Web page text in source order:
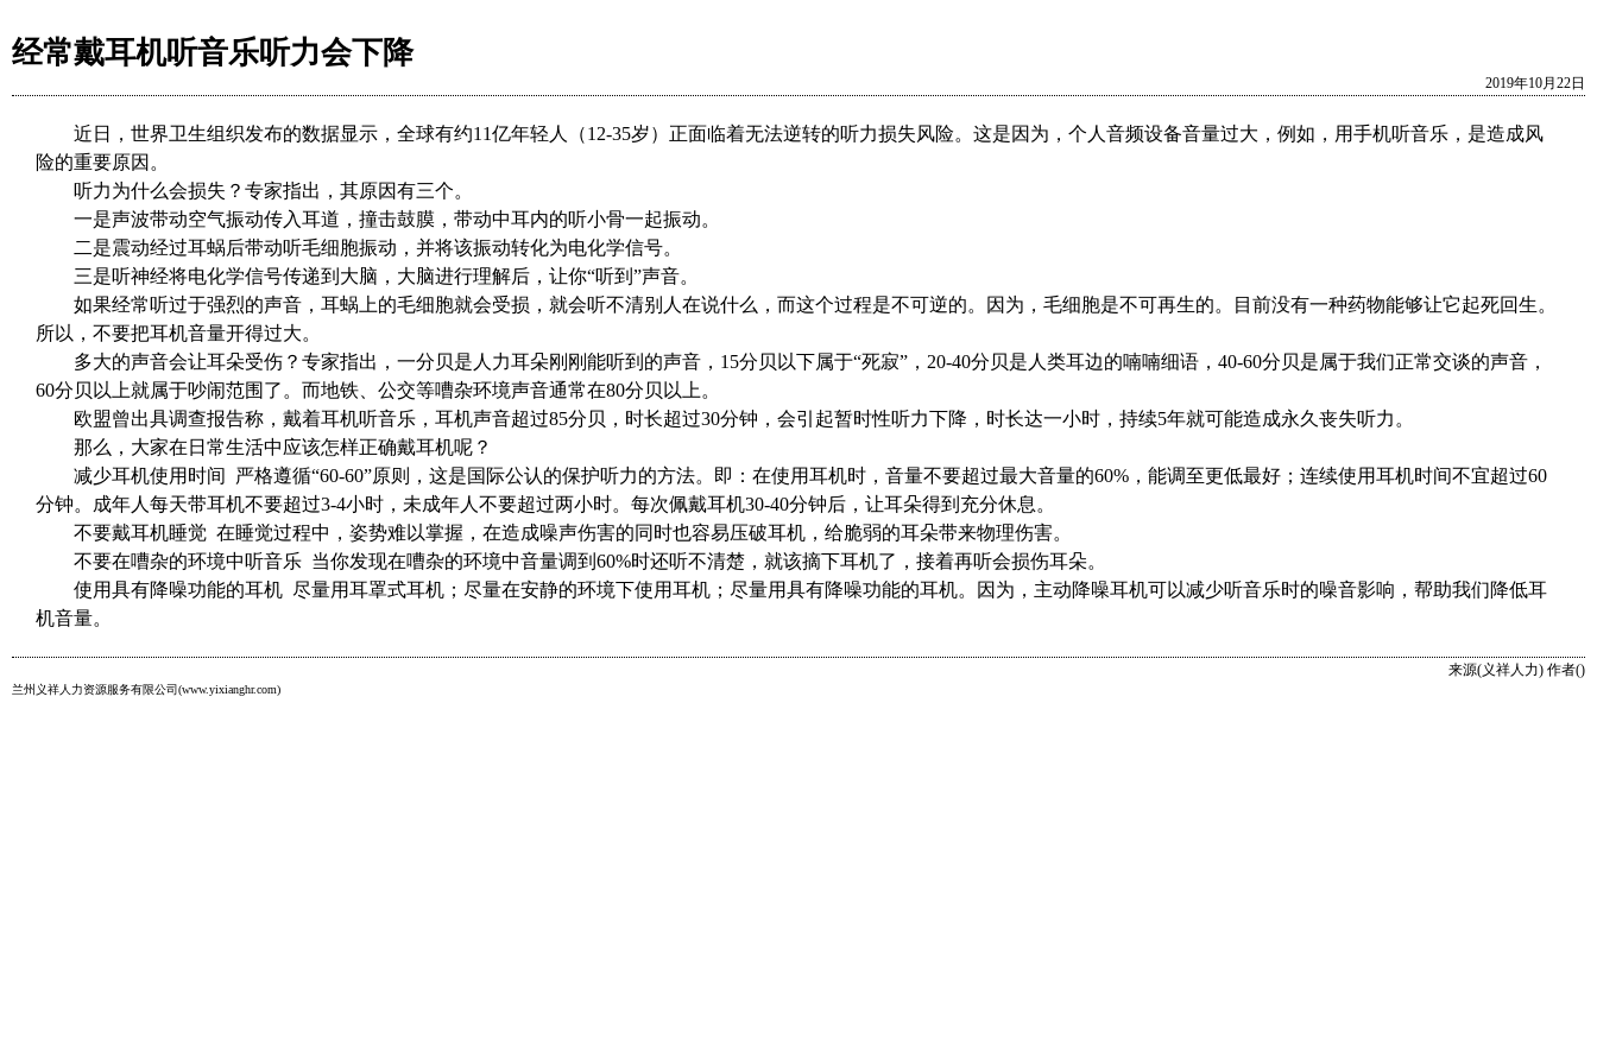
经常戴耳机听音乐听力会下降
2019年10月22日
近日，世界卫生组织发布的数据显示，全球有约11亿年轻人（12-35岁）正面临着无法逆转的听力损失风险。这是因为，个人音频设备音量过大，例如，用手机听音乐，是造成风
险的重要原因。
听力为什么会损失？专家指出，其原因有三个。
一是声波带动空气振动传入耳道，撞击鼓膜，带动中耳内的听小骨一起振动。
二是震动经过耳蜗后带动听毛细胞振动，并将该振动转化为电化学信号。
三是听神经将电化学信号传递到大脑，大脑进行理解后，让你“听到”声音。
如果经常听过于强烈的声音，耳蜗上的毛细胞就会受损，就会听不清别人在说什么，而这个过程是不可逆的。因为，毛细胞是不可再生的。目前没有一种药物能够让它起死回生。
所以，不要把耳机音量开得过大。
多大的声音会让耳朵受伤？专家指出，一分贝是人力耳朵刚刚能听到的声音， 15分贝以下属于“死寂”，20-40分贝是人类耳边的喃喃细语，40-60分贝是属于我们正常交谈的声音，
60分贝以上就属于吵闹范围了。而地铁、公交等嘈杂环境声音通常在80分贝以上。
欧盟曾出具调查报告称，戴着耳机听音乐，耳机声音超过85分贝，时长超过30分钟，会引起暂时性听力下降，时长达一小时，持续5年就可能造成永久丧失听力。
那么，大家在日常生活中应该怎样正确戴耳机呢？
减少耳机使用时间
严格遵循“60-60”原则，这是国际公认的保护听力的方法。即：在使用耳机时，音量不要超过最大音量的60%，能调至更低最好；连续使用耳机时间不宜超过60
分钟。成年人每天带耳机不要超过3-4小时，未成年人不要超过两小时。每次佩戴耳机30-40分钟后，让耳朵得到充分休息。
不要戴耳机睡觉 在睡觉过程中，姿势难以掌握，在造成噪声伤害的同时也容易压破耳机，给脆弱的耳朵带来物理伤害。
不要在嘈杂的环境中听音乐 当你发现在嘈杂的环境中音量调到60%时还听不清楚，就该摘下耳机了，接着再听会损伤耳朵。
使用具有降噪功能的耳机 尽量用耳罩式耳机；尽量在安静的环境下使用耳机；尽量用具有降噪功能的耳机。因为，主动降噪耳机可以减少听音乐时的噪音影响，帮助我们降低耳
机音量。
来源(义祥人力) 作者()
兰州义祥人力资源服务有限公司(www.yixianghr.com)